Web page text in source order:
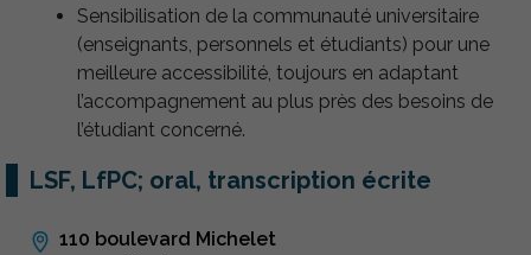
Sensibilisation de la communauté universitaire
(enseignants, personnels et étudiants) pour une
meilleure accessibilité, toujours en adaptant
l’accompagnement au plus près des besoins de
l’étudiant concerné.
LSF, LfPC; oral, transcription écrite
110 boulevard Michelet